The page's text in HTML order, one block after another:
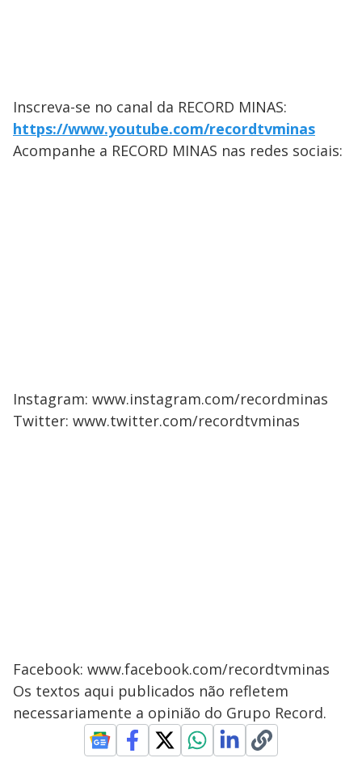
Inscreva-se no canal da RECORD MINAS:
https://www.youtube.com/recordtvminas
Acompanhe a RECORD MINAS nas redes sociais:
Instagram: www.instagram.com/recordminas
Twitter: www.twitter.com/recordtvminas
Facebook: www.facebook.com/recordtvminas
Os textos aqui publicados não refletem
necessariamente a opinião do Grupo Record.